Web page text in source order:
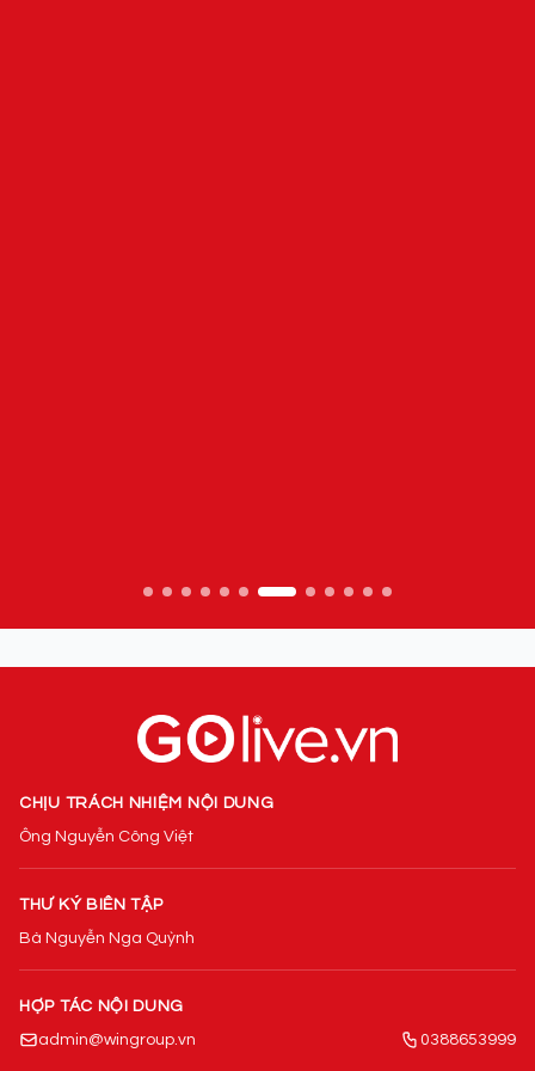
CHỊU TRÁCH NHIỆM NỘI DUNG
Ông Nguyễn Công Việt
THƯ KÝ BIÊN TẬP
Bà Nguyễn Nga Quỳnh
HỢP TÁC NỘI DUNG
admin@wingroup.vn
0388653999